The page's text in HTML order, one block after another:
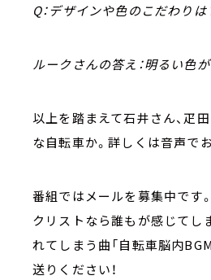
Q：デザインや色のこだわりは
ルークさんの答え：明るい色
以上を踏まえて石井さん、疋
な自転車か。詳しくは音声で
番組ではメールを募集中です
クリストなら誰もが感じてし
れてしまう曲「自転車脳内
送りください！